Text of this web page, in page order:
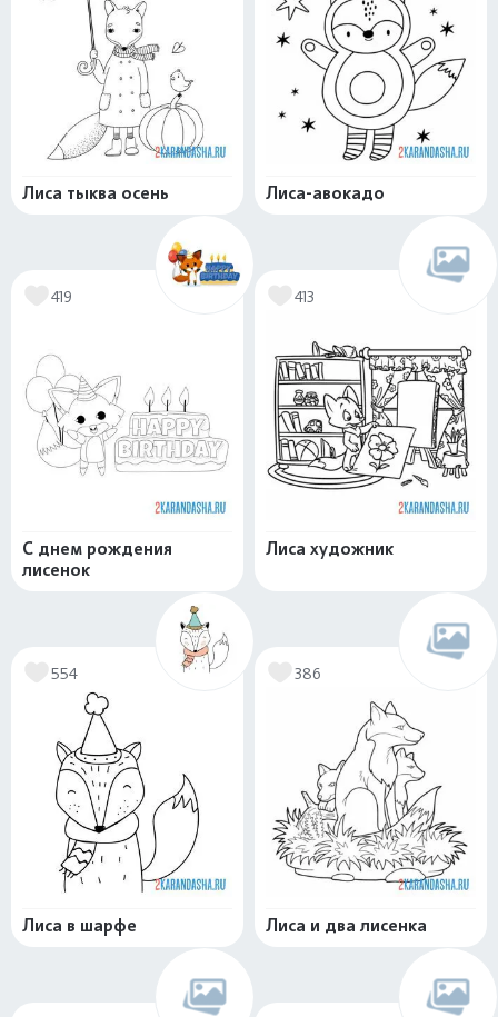
Лиса тыква осень Лиса-авокадо
419
С днем рождения
лисенок
413
Лиса художник
554
Лиса в шарфе
386
Лиса и два лисенка